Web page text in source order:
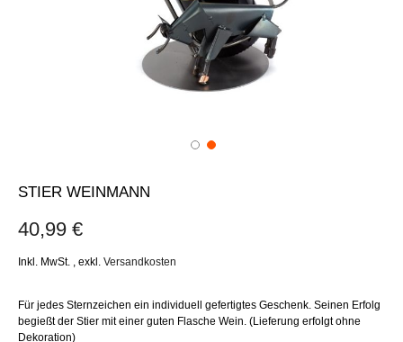
STIER WEINMANN
40,99 €
Inkl. MwSt. exkl. Versandkosten
Für jedes Sternzeichen ein individuell gefertigtes Geschenk. Seinen Erfolg
begießt der Stier mit einer guten Flasche Wein. (Lieferung erfolgt ohne
Dekoration)